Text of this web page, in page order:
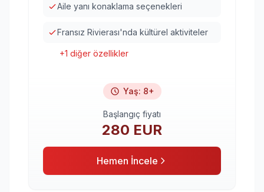
Aile yanı konaklama seçenekleri
Fransız Rivierası'nda kültürel aktiviteler
+1 diğer özellikler
Yaş: 8+
Başlangıç fiyatı
280 EUR
Hemen İncele